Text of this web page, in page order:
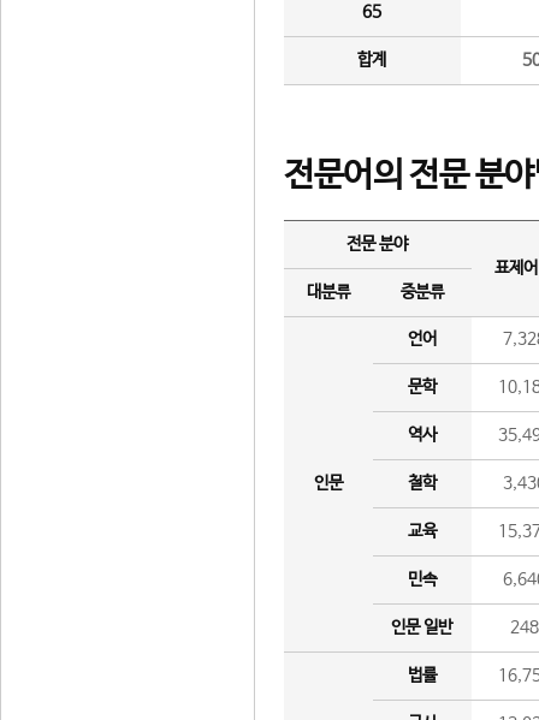
65
합계
전문어의 전문 분
전문 분야
표제
대분류
중분류
인문
언어
문학
역사
철학
교육
민속
인문 일반 248
법률